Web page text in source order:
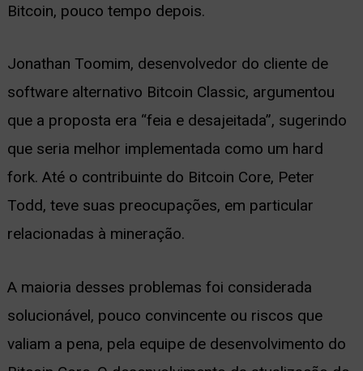
Bitcoin, pouco tempo depois.
Jonathan Toomim, desenvolvedor do cliente de
software alternativo Bitcoin Classic, argumentou
que a proposta era “feia e desajeitada”, sugerindo
que seria melhor implementada como um hard
fork. Até o contribuinte do Bitcoin Core, Peter
Todd, teve suas preocupações, em particular
relacionadas à mineração.
A maioria desses problemas foi considerada
solucionável, pouco convincente ou riscos que
valiam a pena, pela equipe de desenvolvimento do